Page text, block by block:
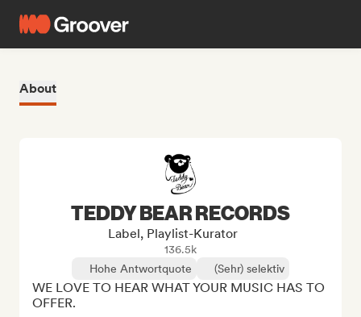
About
TEDDY BEAR RECORDS
Label, Playlist-Kurator
136.5k
Hohe Antwortquote
(Sehr) selektiv
WE LOVE TO HEAR WHAT YOUR MUSIC HAS TO
OFFER.